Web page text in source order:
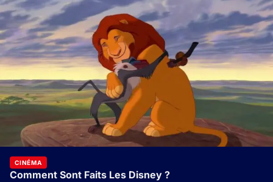
CINÉMA
Comment Sont Faits Les Disney ?